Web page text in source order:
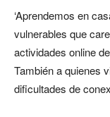
‘Aprendemos en
vulnerables que
actividades online
También a quienes
dificultades de